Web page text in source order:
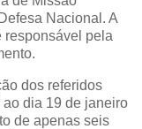
Nacional. A
responsável pela
dos referidos
dia 19 de janeiro
de apenas seis